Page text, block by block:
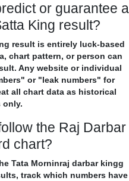
or guarantee a
King result?
result is entirely luck-based
chart pattern, or person can
Any website or individual
or "leak numbers" for
all chart data as historical
only.
the Raj Darbar
chart?
Tata Morninraj darbar kingg
track which numbers have